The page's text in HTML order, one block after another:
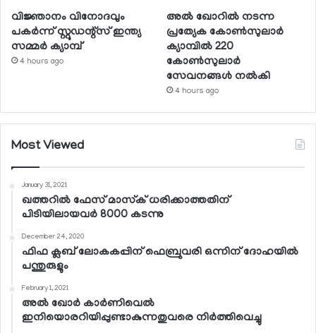
വിജ്ഞാനം വിനോദവും
പകര്‍ന്ന് സ്റ്റുഡന്റ്‌സ് ഇന്ത്യ
സമ്മര്‍ ക്യാമ്പ്
4 hours ago
അല്‍ ഖോറില്‍ നടന്ന
പ്രത്യേക കോണ്‍സുലാര്‍
ക്യാമ്പില്‍ 220
കോണ്‍സുലാര്‍
സേവനങ്ങള്‍ നല്‍കി
4 hours ago
Most Viewed
January 31, 2021
ഖത്തറില്‍ ഫേസ് മാസ്‌ക് ധരിക്കാത്തതിന്
പിടിയിലായവര്‍ 8000 കടന്നു
December 24, 2020
ഫിഫ ക്ലബ് ലോകകപ്പിന് ഫെബ്രുവരി ഒന്നിന് ദോഹയില്‍
പന്തുരുളും
February 1, 2021
അല്‍ ഖോര്‍ കാര്‍ണിവെല്‍
ഇനിയൊരറിയിപ്പുണ്ടാകുന്നതുവരെ നിര്‍ത്തിവെച്ചു